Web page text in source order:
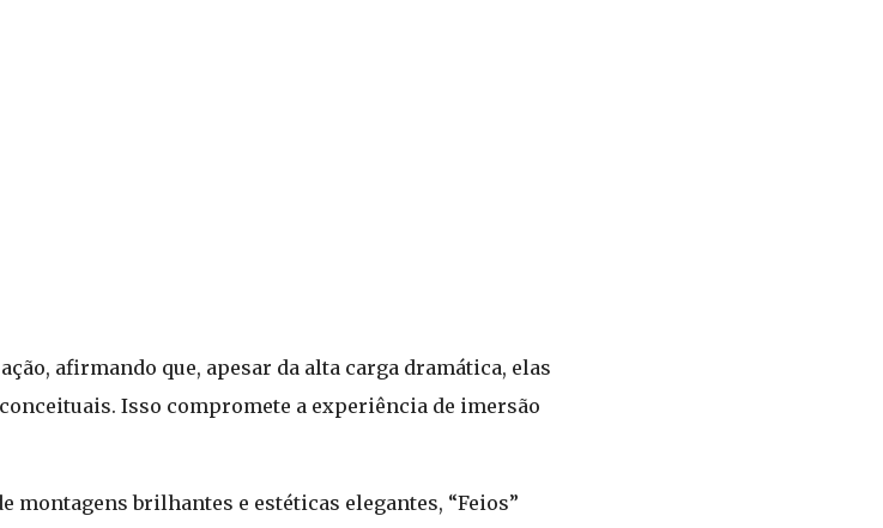
afirmando que, apesar da alta carga dramática, elas
Isso compromete a experiência de imersão
montagens brilhantes e estéticas elegantes, “Feios”